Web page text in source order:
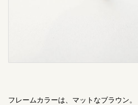
フレームカラーは、マットなブラウン。